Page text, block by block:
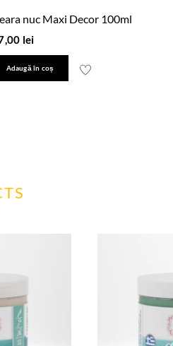
nuc Maxi Decor 100ml
lei
Adaugă în coș